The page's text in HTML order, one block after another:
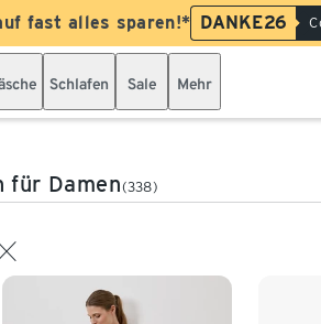
fast alles sparen!* DANKE26
Schlafen Sale Mehr
für Damen(338)